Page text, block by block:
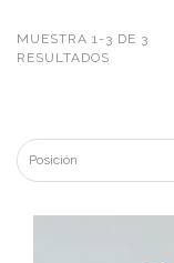
MUESTRA 1-3 DE 3
RESULTADOS